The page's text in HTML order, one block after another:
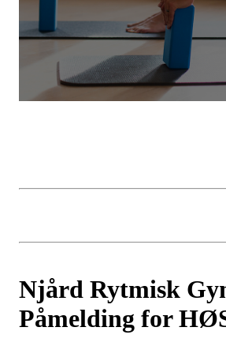
Njård Rytmisk
Påmelding for